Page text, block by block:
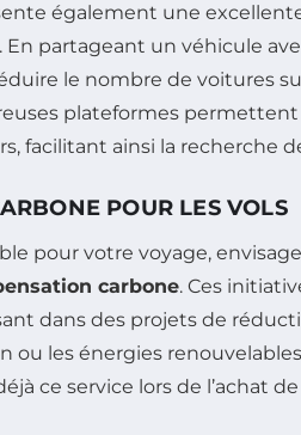
également une
partageant un véhicule
le nombre de voitures
plateformes
facilitant ainsi la recherche
POUR LES VOLS
pour votre voyage,
carbone. Ces
dans des projets de
ou les énergies
ce service lors de l’achat